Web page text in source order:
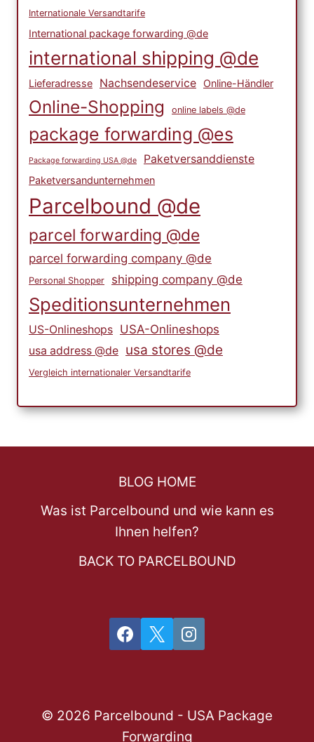
Internationale Versandtarife
International package forwarding @de
international shipping @de
Lieferadresse Nachsendeservice Online-Händler
Online-Shopping online labels @de
package forwarding @es
Package forwarding USA @de Paketversanddienste
Paketversandunternehmen
Parcelbound @de
parcel forwarding @de
parcel forwarding company @de
Personal Shopper shipping company @de
Speditionsunternehmen
US-Onlineshops USA-Onlineshops
usa address @de usa stores @de
Vergleich internationaler Versandtarife
BLOG HOME
Was ist Parcelbound und wie kann es
Ihnen helfen?
BACK TO PARCELBOUND
© 2026 Parcelbound - USA Package
Forwarding